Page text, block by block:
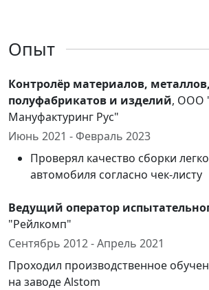
Опыт
Контролёр материалов, металлов,
полуфабрикатов и изделий, ООО
Мануфактуринг Рус"
Июнь 2021 - Февраль 2023
Проверял качество сборки
автомобиля согласно чек-листу
Ведущий оператор
"Рейлкомп"
Сентябрь 2012 - Апрель 2021
Проходил производственное
на заводе Alstom